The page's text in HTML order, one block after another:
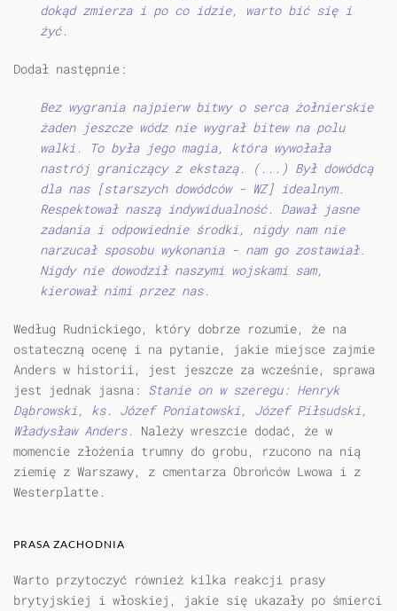
dokąd zmierza i po co idzie, warto bić się i
żyć.
Dodał następnie:
Bez wygrania najpierw bitwy o serca żołnierskie
żaden jeszcze wódz nie wygrał bitew na polu
walki. To była jego magia, która wywołała
nastrój graniczący z ekstazą. (...) Był dowódcą
dla nas [starszych dowódców - WZ] idealnym.
Respektował naszą indywidualność. Dawał jasne
zadania i odpowiednie środki, nigdy nam nie
narzucał sposobu wykonania - nam go zostawiał.
Nigdy nie do­wodził naszymi wojskami sam,
kierował nimi przez nas.
Według Rudnickiego, który dobrze rozumie, że na
ostateczną ocenę i na pytanie, jakie miejsce zajmie
Anders w historii, jest jeszcze za wcześnie, sprawa
jest jednak jasna: Stanie on w szeregu: Henryk
Dąbrowski, ks. Józef Poniatowski, Józef Piłsudski,
Władysław Anders. Należy wreszcie dodać, że w
momencie złożenia trumny do grobu, rzucono na nią
ziemię z Warszawy, z cmentarza Obrońców Lwowa i z
Westerplatte.
PRASA ZACHODNIA
Warto przytoczyć również kilka reakcji prasy
brytyjskiej i włoskiej, jakie się ukazały po śmierci